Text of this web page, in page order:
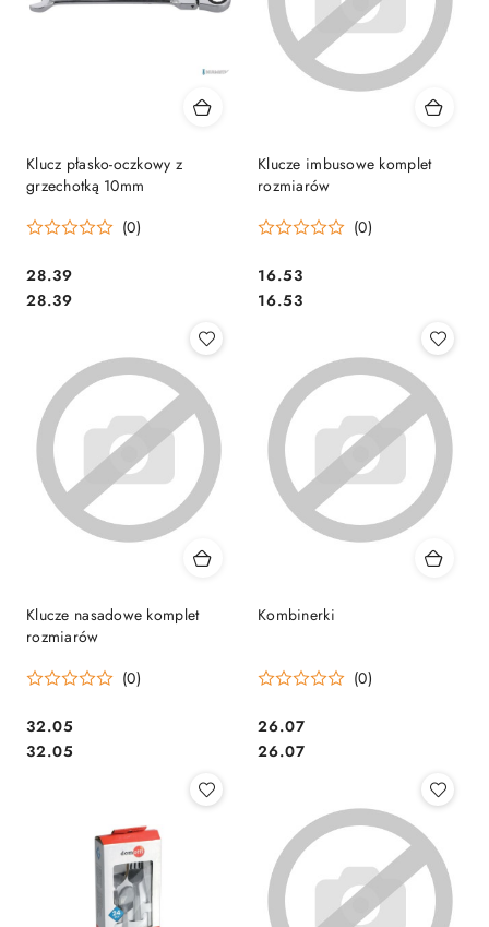
Klucz płasko-oczkowy z
grzechotką 10mm
(0)
Cena:
28.39
Cena:
28.39
Klucze imbusowe komplet
rozmiarów
(0)
Cena:
16.53
Cena:
16.53
Klucze nasadowe komplet
rozmiarów
(0)
Cena:
32.05
Cena:
32.05
Kombinerki
(0)
Cena:
26.07
Cena:
26.07